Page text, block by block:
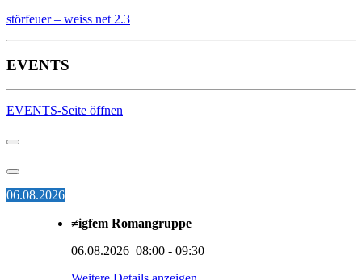
störfeuer – weiss net 2.3
EVENTS
EVENTS-Seite öffnen
06.08.2026
≠igfem Romangruppe
06.08.2026 08:00 - 09:30